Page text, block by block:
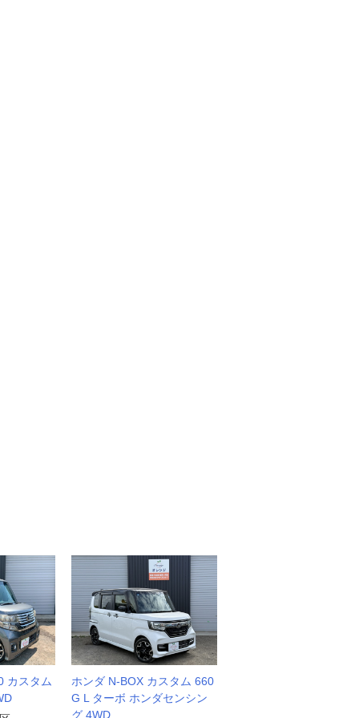
カスタム
ホンダ N-BOX カスタム 660
G L ターボ ホンダセンシン
グ 4WD